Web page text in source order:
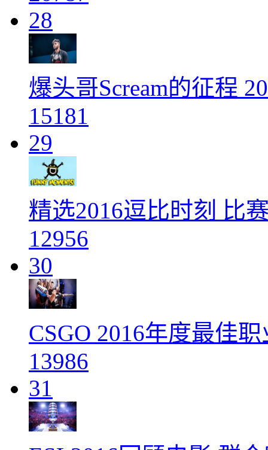
28
爆头哥Scream的征程
15181
29
精选2016逗比时刻 比
12956
30
CSGO 2016年度最佳
13986
31